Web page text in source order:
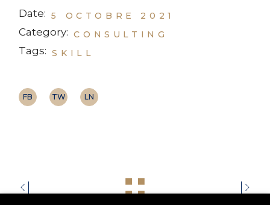
Date: 5 OCTOBRE 2021
Category: CONSULTING
Tags: SKILL
FB TW LN